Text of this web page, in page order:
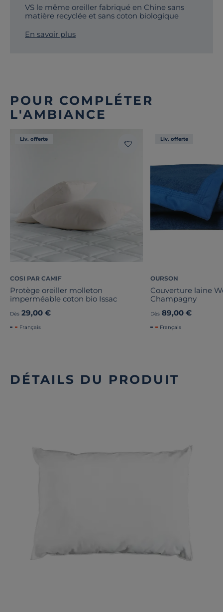
VS le même oreiller fabriqué en Chine sans
matière recyclée et sans coton biologique
En savoir plus
POUR COMPLÉTER
L'AMBIANCE
Liv. offerte
COSI PAR CAMIF
Protège oreiller molleton
imperméable coton bio Issac
Dès 29,00 €
Français
Liv. offerte
OURSON
Couverture laine
Champagny
Dès 89,00 €
Français
DÉTAILS DU PRODUIT